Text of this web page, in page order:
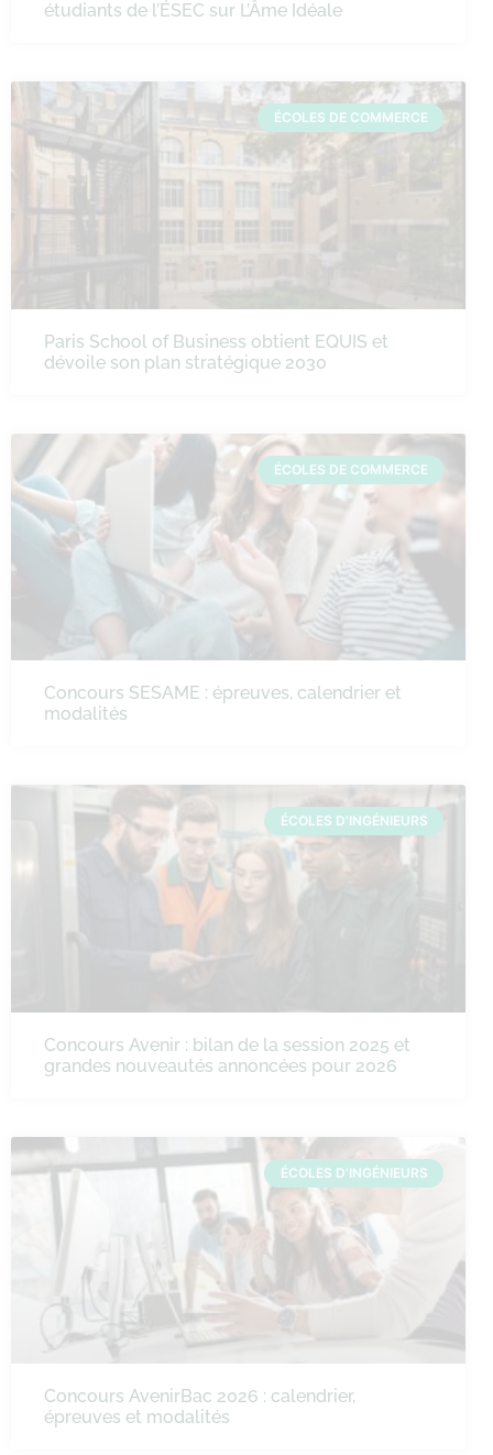
étudiants de l’ÉSEC sur L’Âme Idéale
ÉCOLES DE COMMERCE
Paris School of Business obtient EQUIS et
dévoile son plan stratégique 2030
ÉCOLES DE COMMERCE
Concours SESAME : épreuves, calendrier et
modalités
ÉCOLES D'INGÉNIEURS
Concours Avenir : bilan de la session 2025 et
grandes nouveautés annoncées pour 2026
ÉCOLES D'INGÉNIEURS
Concours AvenirBac 2026 : calendrier,
épreuves et modalités